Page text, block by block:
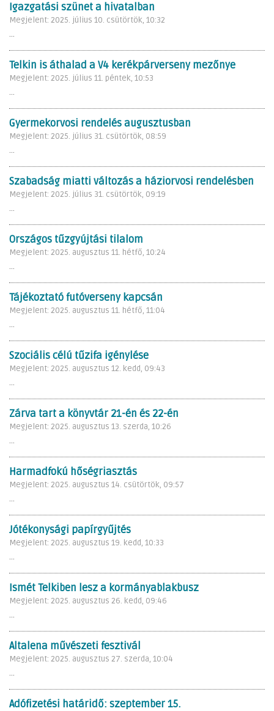
Igazgatási szünet a hivatalban
Megjelent: 2025. július 10. csütörtök, 10:32
...
Telkin is áthalad a V4 kerékpárverseny mezőnye
Megjelent: 2025. július 11. péntek, 10:53
...
Gyermekorvosi rendelés augusztusban
Megjelent: 2025. július 31. csütörtök, 08:59
...
Szabadság miatti változás a háziorvosi rendelésben
Megjelent: 2025. július 31. csütörtök, 09:19
...
Országos tűzgyújtási tilalom
Megjelent: 2025. augusztus 11. hétfő, 10:24
...
Tájékoztató futóverseny kapcsán
Megjelent: 2025. augusztus 11. hétfő, 11:04
...
Szociális célú tűzifa igénylése
Megjelent: 2025. augusztus 12. kedd, 09:43
...
Zárva tart a könyvtár 21-én és 22-én
Megjelent: 2025. augusztus 13. szerda, 10:26
...
Harmadfokú hőségriasztás
Megjelent: 2025. augusztus 14. csütörtök, 09:57
...
Jótékonysági papírgyűjtés
Megjelent: 2025. augusztus 19. kedd, 10:33
...
Ismét Telkiben lesz a kormányablakbusz
Megjelent: 2025. augusztus 26. kedd, 09:46
...
Altalena művészeti fesztivál
Megjelent: 2025. augusztus 27. szerda, 10:04
...
Adófizetési határidő: szeptember 15.